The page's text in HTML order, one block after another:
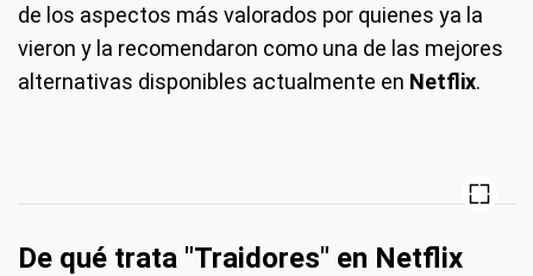
de los aspectos más valorados por quienes ya la
vieron y la recomendaron como una de las mejores
alternativas disponibles actualmente en Netflix.
De qué trata "Traidores" en Netflix